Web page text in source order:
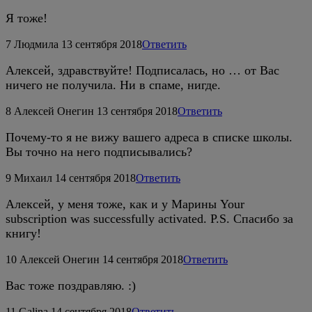
Я тоже!
7 Людмила 13 сентября 2018Ответить
Алексей, здравствуйте! Подписалась, но … от Вас
ничего не получила. Ни в спаме, нигде.
8 Алексей Онегин 13 сентября 2018Ответить
Почему-то я не вижу вашего адреса в списке школы.
Вы точно на него подписывались?
9 Михаил 14 сентября 2018Ответить
Алексей, у меня тоже, как и у Марины Your
subscription was successfully activated. P.S. Cпасибо за
книгу!
10 Алексей Онегин 14 сентября 2018Ответить
Вас тоже поздравляю. :)